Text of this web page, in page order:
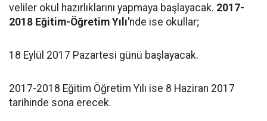
veliler okul hazırlıklarını yapmaya başlayacak. 2017-
2018 Eğitim-Öğretim Yılı'nde ise okullar;
18 Eylül 2017 Pazartesi günü başlayacak.
2017-2018 Eğitim Öğretim Yılı ise 8 Haziran 2017
tarihinde sona erecek.